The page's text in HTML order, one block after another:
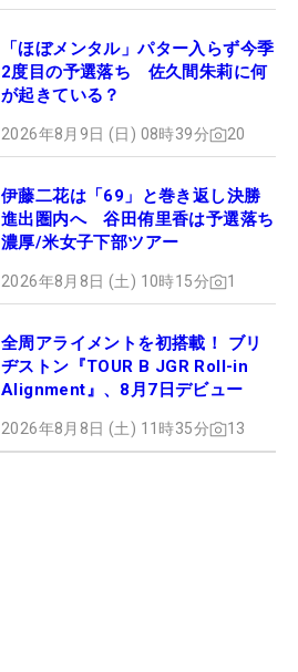
「ほぼメンタル」パター入らず今季
2度目の予選落ち 佐久間朱莉に何
が起きている？
2026年8月9日 (日) 08時39分 20
伊藤二花は「69」と巻き返し決勝
進出圏内へ 谷田侑里香は予選落ち
濃厚/米女子下部ツアー
2026年8月8日 (土) 10時15分 1
全周アライメントを初搭載！ ブリ
ヂストン『TOUR B JGR Roll-in
Alignment』、8月7日デビュー
2026年8月8日 (土) 11時35分 13